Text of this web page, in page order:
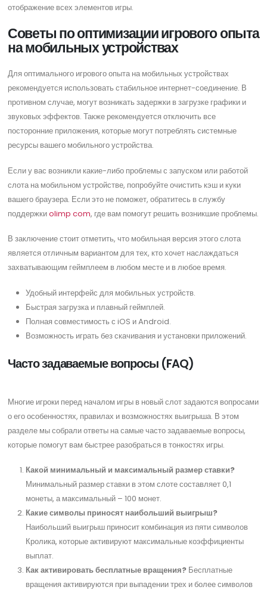
отображение всех элементов игры.
Советы по оптимизации игрового опыта
на мобильных устройствах
Для оптимального игрового опыта на мобильных устройствах
рекомендуется использовать стабильное интернет-соединение. В
противном случае, могут возникать задержки в загрузке графики и
звуковых эффектов. Также рекомендуется отключить все
посторонние приложения, которые могут потреблять системные
ресурсы вашего мобильного устройства.
Если у вас возникли какие-либо проблемы с запуском или работой
слота на мобильном устройстве, попробуйте очистить кэш и куки
вашего браузера. Если это не поможет, обратитесь в службу
поддержкиolimp com, где вам помогут решить возникшие проблемы.
В заключение стоит отметить, что мобильная версия этого слота
является отличным вариантом для тех, кто хочет наслаждаться
захватывающим геймплеем в любом месте и в любое время.
Удобный интерфейс для мобильных устройств.
Быстрая загрузка и плавный геймплей.
Полная совместимость с iOS и Android.
Возможность играть без скачивания и установки приложений.
Часто задаваемые вопросы (FAQ)
Многие игроки перед началом игры в новый слот задаются вопросами
о его особенностях, правилах и возможностях выигрыша. В этом
разделе мы собрали ответы на самые часто задаваемые вопросы,
которые помогут вам быстрее разобраться в тонкостях игры.
Какой минимальный и максимальный размер ставки?
Минимальный размер ставки в этом слоте составляет 0,1
монеты, а максимальный – 100 монет.
Какие символы приносят наибольший выигрыш?
Наибольший выигрыш приносит комбинация из пяти символов
Кролика, которые активируют максимальные коэффициенты
выплат.
Как активировать бесплатные вращения?Бесплатные
вращения активируются при выпадении трех и более символов